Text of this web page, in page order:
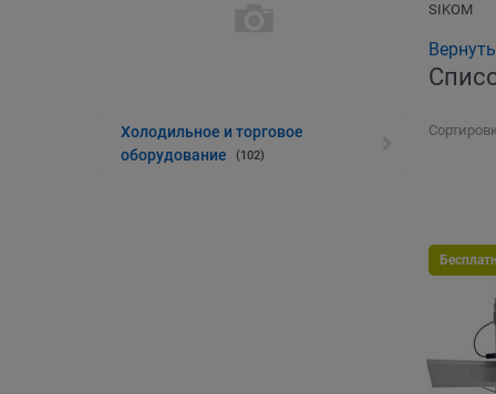
Холодильное и торговое
оборудование
(102)
SIKOM